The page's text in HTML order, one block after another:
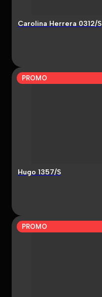
Carolina Herrera 0312/S
PROMO
Hugo 1357/S
PROMO